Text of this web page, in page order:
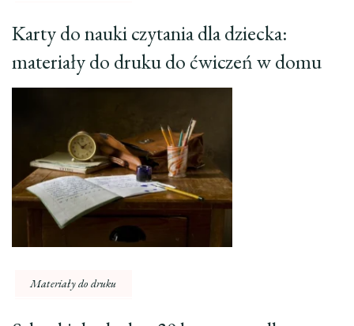
Karty do nauki czytania dla dziecka:
materiały do druku do ćwiczeń w domu
Materiały do druku